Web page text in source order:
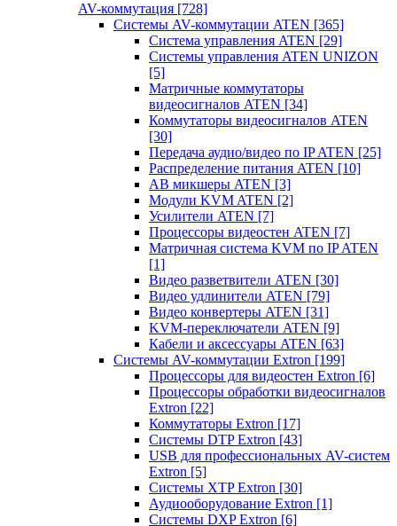
AV-коммутация [728]
Системы AV-коммутации ATEN [365]
Система управления ATEN [29]
Системы управления ATEN UNIZON
[5]
Матричные коммутаторы
видеосигналов ATEN [34]
Коммутаторы видеосигналов ATEN
[30]
Передача аудио/видео по IP ATEN [25]
Распределение питания ATEN [10]
АВ микшеры ATEN [3]
Модули KVM ATEN [2]
Усилители ATEN [7]
Процессоры видеостен ATEN [7]
Матричная система KVM по IP ATEN
[1]
Видео разветвители ATEN [30]
Видео удлинители ATEN [79]
Видео конвертеры ATEN [31]
KVM-переключатели ATEN [9]
Кабели и аксессуары ATEN [63]
Системы AV-коммутации Extron [199]
Процессоры для видеостен Extron [6]
Процессоры обработки видеосигналов
Extron [22]
Коммутаторы Extron [17]
Системы DTP Extron [43]
USB для профессиональных AV-систем
Extron [5]
Системы XTP Extron [30]
Аудиооборудование Extron [1]
Системы DXP Extron [6]